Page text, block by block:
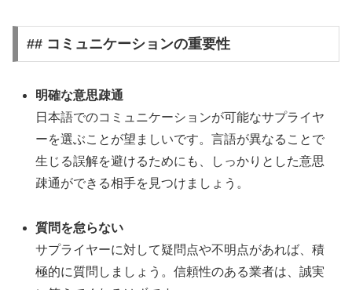
## コミュニケーションの重要性
明確な意思疎通
日本語でのコミュニケーションが可能なサプライヤ
ーを選ぶことが望ましいです。言語が異なることで
生じる誤解を避けるためにも、しっかりとした意思
疎通ができる相手を見つけましょう。
質問を怠らない
サプライヤーに対して疑問点や不明点があれば、積
極的に質問しましょう。信頼性のある業者は、誠実